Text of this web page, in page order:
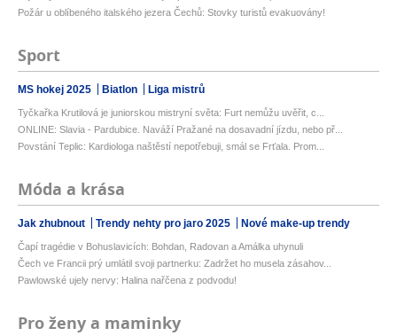
Požár u oblíbeného italského jezera Čechů: Stovky turistů evakuovány!
Sport
MS hokej 2025 Biatlon Liga mistrů
Tyčkařka Krutilová je juniorskou mistryní světa: Furt nemůžu uvěřit, c...
ONLINE: Slavia - Pardubice. Naváží Pražané na dosavadní jízdu, nebo př...
Povstání Teplic: Kardiologa naštěstí nepotřebuji, smál se Frťala. Prom...
Móda a krása
Jak zhubnout Trendy nehty pro jaro 2025 Nové make-up trendy
Čapí tragédie v Bohuslavicích: Bohdan, Radovan a Amálka uhynuli
Čech ve Francii prý umlátil svoji partnerku: Zadržet ho musela zásahov...
Pawlowské ujely nervy: Halina nařčena z podvodu!
Pro ženy a maminky